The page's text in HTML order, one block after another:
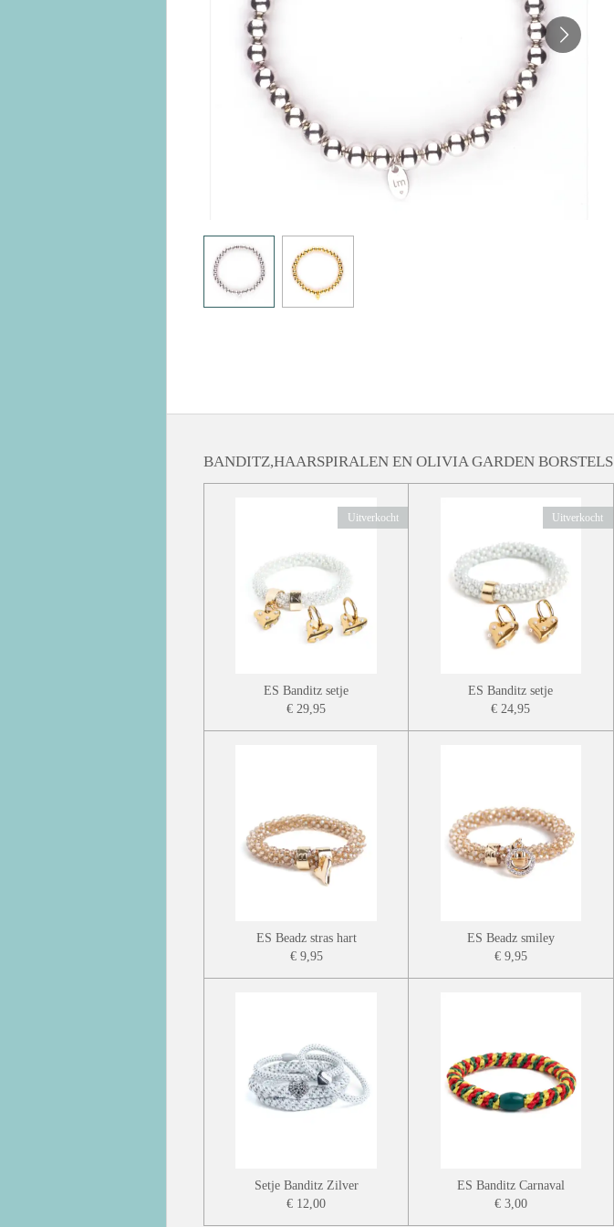
BANDITZ,HAARSPIRALEN EN OLIVIA GARDEN BORSTELS
Uitverkocht
ES Banditz setje
€ 29,95
Uitverkocht
ES Banditz setje
€ 24,95
ES Beadz stras hart
€ 9,95
ES Beadz smiley
€ 9,95
Setje Banditz Zilver
€ 12,00
ES Banditz Carnaval
€ 3,00